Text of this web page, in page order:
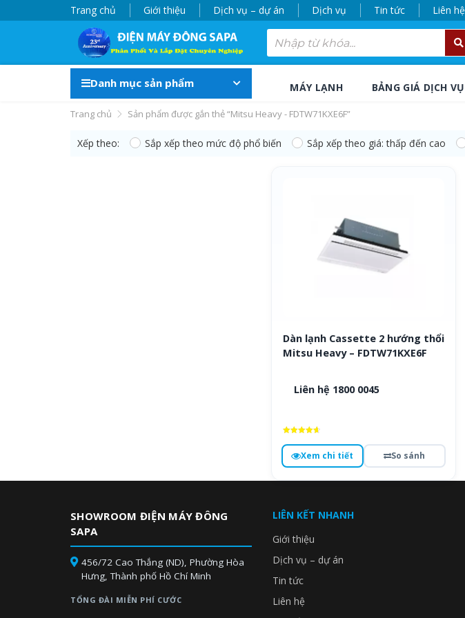
Trang chủ Giới thiệu Dịch vụ – dự án Dịch vụ Tin tức Liên hệ
Danh mục sản phẩm MÁY LẠNH BẢNG GIÁ DỊCH VỤ
Trang chủ Sản phẩm được gắn thẻ “Mitsu Heavy - FDTW71KXE6F”
Xếp theo: Sắp xếp theo mức độ phổ biến Sắp xếp theo giá: thấp đến cao
Dàn lạnh Cassette 2 hướng thổi
Mitsu Heavy – FDTW71KXE6F
Liên hệ 1800 0045
hạng
4.8
5 saoXem chi tiết So sánh
SHOWROOM ĐIỆN MÁY ĐÔNG
SAPA
456/72 Cao Thắng (ND), Phường Hòa
Hưng, Thành phố Hồ Chí Minh
TỔNG ĐÀI MIỄN PHÍ CƯỚC
LIÊN KẾT NHANH
Giới thiệu
Dịch vụ – dự án
Tin tức
Liên hệ